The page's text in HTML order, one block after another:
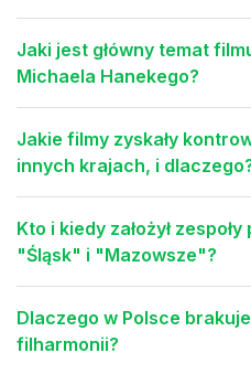
Jaki jest główny temat
Michaela Hanekego?
Jakie filmy zyskały
innych krajach, i
Kto i kiedy założył
"Śląsk" i "Mazowsze"?
Dlaczego w Polsce
filharmonii?